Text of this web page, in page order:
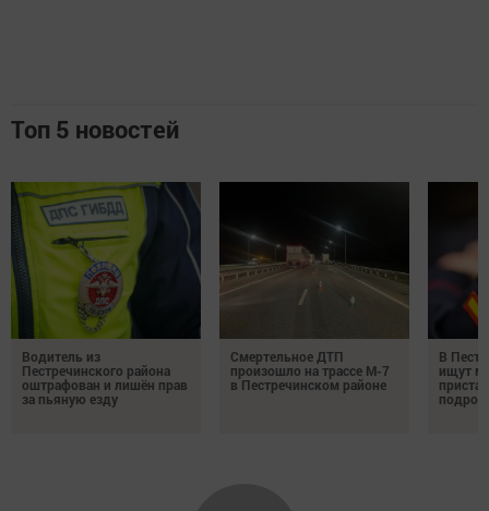
Топ 5 новостей
Водитель из
Пестречинского района
оштрафован и лишён прав
за пьяную езду
Смертельное ДТП
произошло на трассе М-7
в Пестречинском районе
В
ищут